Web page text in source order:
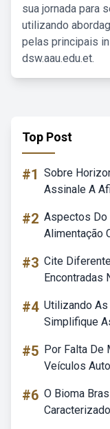
sua jornada para
utilizando
pelas principais
dsw.aau.edu.et.
Top Post
#1 Sobre
Assinale A
#2 Aspectos Do
Alimentação
#3 Cite
Encontradas
#4 Utilizando
Simplifique
#5 Por Falta De
Veículos
#6 O Bioma